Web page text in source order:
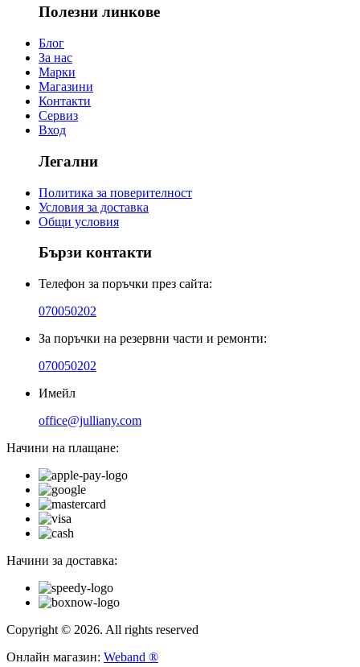
Полезни линкове
Блог
За нас
Марки
Магазини
Контакти
Сервиз
Вход
Легални
Политика за поверителност
Условия за доставка
Общи условия
Бързи контакти
Телефон за поръчки през сайта:
070050202
За поръчки на резервни части и ремонти:
070050202
Имейл
office@julliany.com
Начини на плащане:
Начини за доставка:
Copyright © 2026. All rights reserved
Онлайн магазин: Weband ®